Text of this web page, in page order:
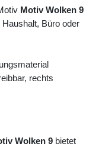
Motiv Wolken 9
Büro oder
rechts
Wolken 9 bietet